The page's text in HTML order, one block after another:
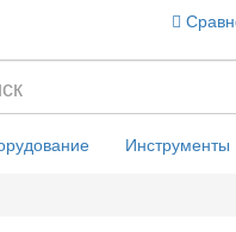
Инструменты